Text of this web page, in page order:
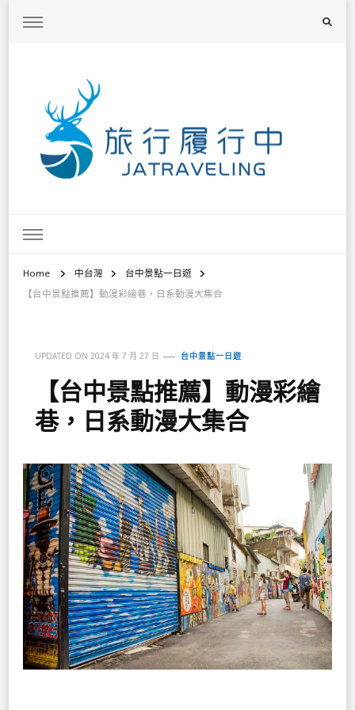
Home 中台灣
台中景點一日遊
【台中景點推薦】動漫彩繪巷，日系動漫大集合
UPDATED ON 2024 年 7 月 27 日 台中景點一日遊
【台中景點推薦】動漫彩繪
巷，日系動漫大集合